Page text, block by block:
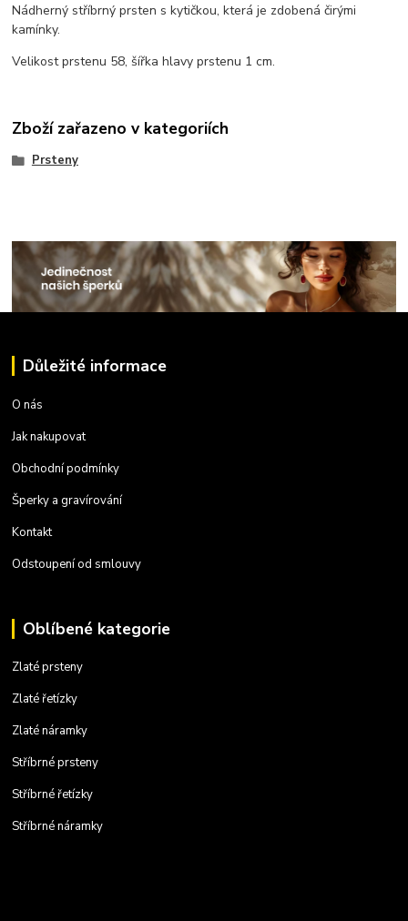
Nádherný stříbrný prsten s kytičkou, která je zdobená čirými
kamínky.
Velikost prstenu 58, šířka hlavy prstenu 1 cm.
Zboží zařazeno v kategoriích
Prsteny
Důležité informace
O nás
Jak nakupovat
Obchodní podmínky
Šperky a gravírování
Kontakt
Odstoupení od smlouvy
Oblíbené kategorie
Zlaté prsteny
Zlaté řetízky
Zlaté náramky
Stříbrné prsteny
Stříbrné řetízky
Stříbrné náramky